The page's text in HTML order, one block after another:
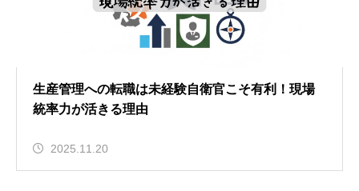
生産管理への転職は未経験自衛官こそ有利！現場
統率力が活きる理由
2025.11.20